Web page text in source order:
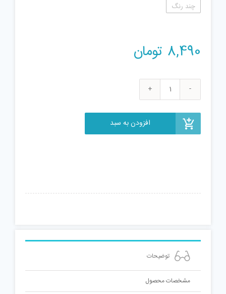
چند رنگ
8,490 تومان
فرفره
افزودن به سبد
توضیحات
مشخصات محصول